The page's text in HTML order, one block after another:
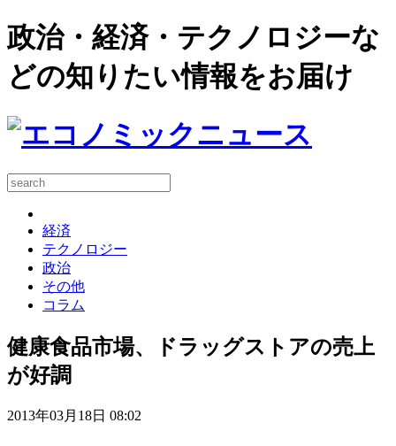
政治・経済・テクノロジーな
どの知りたい情報をお届け
経済
テクノロジー
政治
その他
コラム
健康食品市場、ドラッグストアの売上
が好調
2013年03月18日 08:02